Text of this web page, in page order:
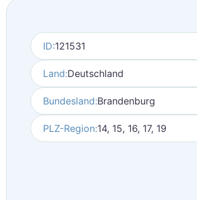
ID:121531
Land:Deutschland
Bundesland:Brandenburg
PLZ-Region:14, 15, 16, 17, 19